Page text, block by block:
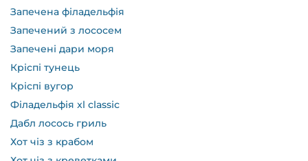
Запечена філадельфія
Запечений з лососем
Запечені дари моря
Кріспі тунець
Кріспі вугор
Філадельфія xl classic
Дабл лосось гриль
Хот чіз з крабом